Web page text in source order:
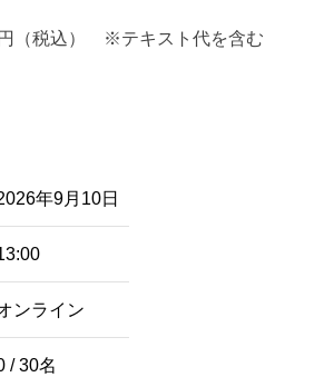
（税込）　※テキスト代を含む
年9月10日
ンライン
/ 30名